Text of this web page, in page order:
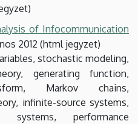
of Infocommunication
2012 (html jegyzet)
stochastic modeling,
generating function,
Markov chains,
infinite-source systems,
systems, performance